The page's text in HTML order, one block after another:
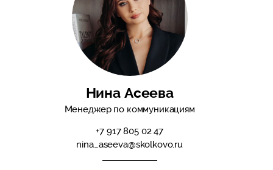
Нина Асеева
Менеджер по коммуникациям
+7 917 805 02 47
nina_aseeva@skolkovo.ru